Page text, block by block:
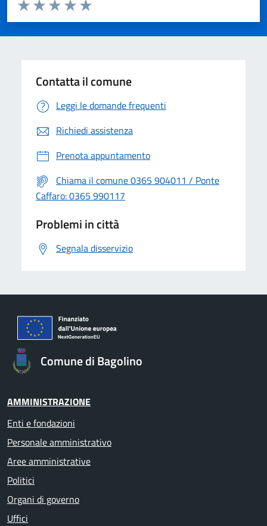
Valuta 5 stelle su 5
Valuta 4 stelle su 5
Valuta 3 stelle su 5
Valuta 2 stelle su 5
Valuta 1 stelle su 5
Contatta il comune
Leggi le domande frequenti
Richiedi assistenza
Prenota appuntamento
Chiama il comune 0365 904011 / Ponte
Caffaro: 0365 990117
Problemi in città
Segnala disservizio
Comune di Bagolino
AMMINISTRAZIONE
Enti e fondazioni
Personale amministrativo
Aree amministrative
Politici
Organi di governo
Uffici